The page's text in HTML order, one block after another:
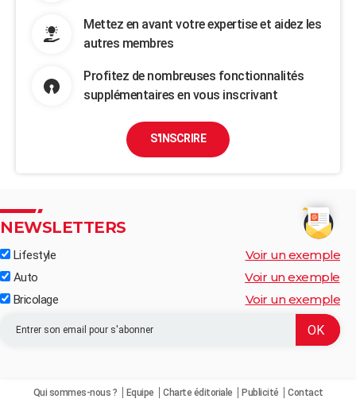
Mettez en avant votre expertise et aidez les
autres membres
Profitez de nombreuses fonctionnalités
supplémentaires en vous inscrivant
S'INSCRIRE
NEWSLETTERS
Lifestyle Voir un exemple
Auto Voir un exemple
Bricolage Voir un exemple
Qui sommes-nous ? Equipe Charte éditoriale Publicité Contact